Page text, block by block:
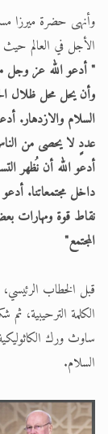
وأنهى حضرة ميرزا
الأجل في العالم
" أدعو الله عز وجل
وأن يحل محل ظلال
السلام والازدهار.
عددٍ لا يحصى من الناس
أدعو الله أن نُظهر
داخل مجتمعاتنا.
نقاط قوة ومهارات
المجتمع"
قبل الخطاب الرئيسي،
الكلمة الترحيبية،
ساوث ورك
السلام.